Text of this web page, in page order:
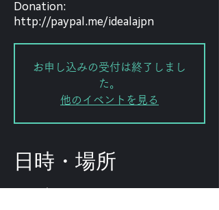
Donation:
http://paypal.me/idealajpn
お申し込みの受付は終了しまし
た。
他のイベントを見る
日時・場所